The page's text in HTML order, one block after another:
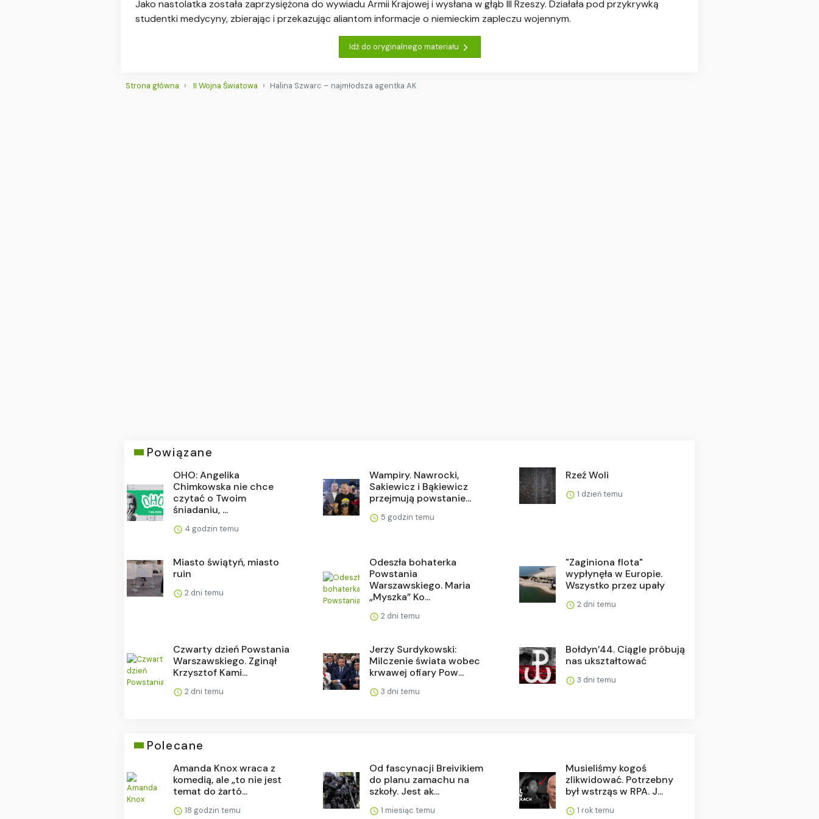
Jako nastolatka została zaprzysiężona do wywiadu Armii Krajowej i wysłana w głąb III Rzeszy. Działała pod przykrywką
studentki medycyny, zbierając i przekazując aliantom informacje o niemieckim zapleczu wojennym.
Idź do oryginalnego materiału
Strona główna II Wojna Światowa Halina Szwarc – najmłodsza agentka AK
Powiązane
OHO: Angelika
Chimkowska nie chce
czytać o Twoim
śniadaniu, ...
4 godzin temu
Wampiry. Nawrocki,
Sakiewicz i Bąkiewicz
przejmują powstanie...
5 godzin temu
Rzeź Woli
1 dzień temu
Miasto świątyń, miasto
ruin
2 dni temu
Odeszła bohaterka
Powstania
Warszawskiego. Maria
„Myszka” Ko...
2 dni temu
"Zaginiona flota"
wypłynęła w Europie.
Wszystko przez upały
2 dni temu
Czwarty dzień Powstania
Warszawskiego. Zginął
Krzysztof Kami...
2 dni temu
Jerzy Surdykowski:
Milczenie świata wobec
krwawej ofiary Pow...
3 dni temu
Bołdyn’44. Ciągle próbują
nas ukształtować
3 dni temu
Polecane
Amanda Knox wraca z
komedią, ale „to nie jest
temat do żartó...
18 godzin temu
Od fascynacji Breivikiem
do planu zamachu na
szkoły. Jest ak...
1 miesiąc temu
Musieliśmy kogoś
zlikwidować. Potrzebny
był wstrząs w RPA. J...
1 rok temu